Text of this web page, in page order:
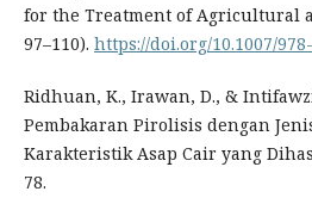
for the Treatment of Agricultural
97–110). https://doi.org/10.1007/
Ridhuan, K., Irawan, D., &
Pembakaran Pirolisis dengan
Karakteristik Asap Cair yang
78.